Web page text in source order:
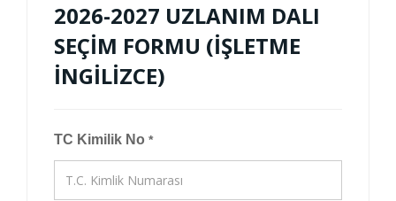
2026-2027 UZLANIM DALI
SEÇİM FORMU (İŞLETME
İNGİLİZCE)
TC Kimilik No *